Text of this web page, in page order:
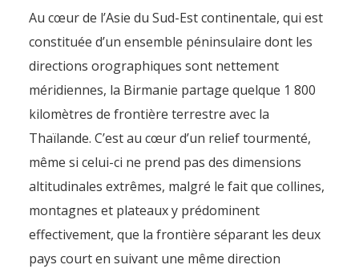
Au cœur de l’Asie du Sud-Est continentale, qui est
constituée d’un ensemble péninsulaire dont les
directions orographiques sont nettement
méridiennes, la Birmanie partage quelque 1 800
kilomètres de frontière terrestre avec la
Thaïlande. C’est au cœur d’un relief tourmenté,
même si celui-ci ne prend pas des dimensions
altitudinales extrêmes, malgré le fait que collines,
montagnes et plateaux y prédominent
effectivement, que la frontière séparant les deux
pays court en suivant une même direction